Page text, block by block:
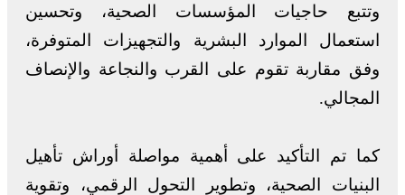
وتتبع حاجيات المؤسسات الصحية، وتحسين
استعمال الموارد البشرية والتجهيزات المتوفرة،
وفق مقاربة تقوم على القرب والنجاعة والإنصاف
المجالي.
كما تم التأكيد على أهمية مواصلة أوراش تأهيل
البنيات الصحية، وتطوير التحول الرقمي، وتقوية